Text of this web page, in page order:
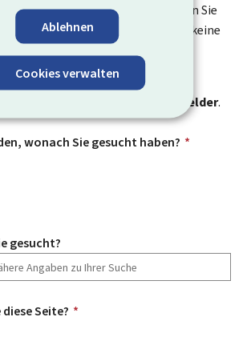
Ablehnen
Cookies verwalten
Meinung zu dieser Seite mit. Lassen Sie
verbessern können. Sie erhalten keine
Für spezifische Fragen
das Kontaktformular.
Felder (
Pflichtfelder.
wonach Sie gesucht haben? *
gesucht?
Seite? *